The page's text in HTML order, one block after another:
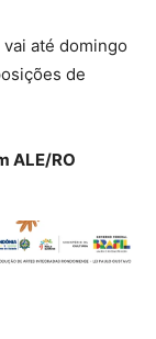
até domingo
de
ALE/RO